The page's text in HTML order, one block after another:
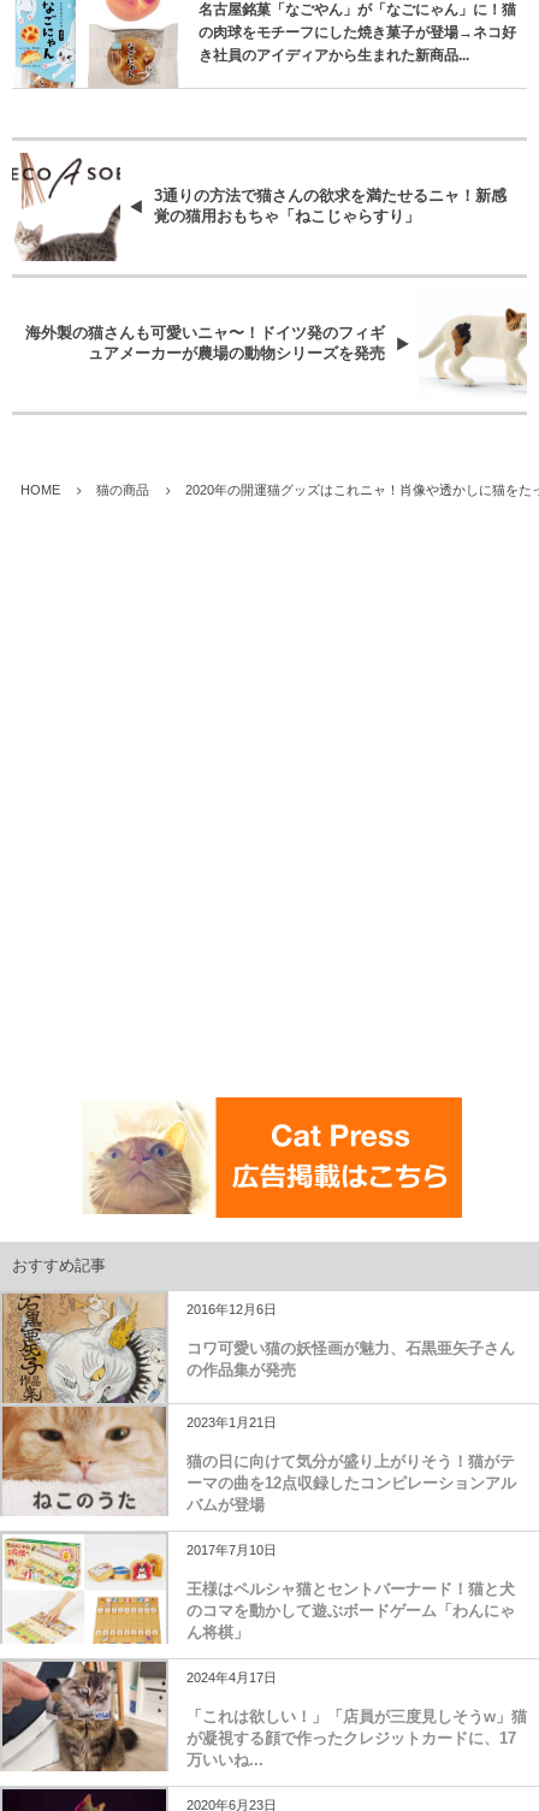
名古屋銘菓「なごやん」が「なごにゃん」に！猫
の肉球をモチーフにした焼き菓子が登場→ネコ好
き社員のアイディアから生まれた新商品...
3通りの方法で猫さんの欲求を満たせるニャ！新感
覚の猫用おもちゃ「ねこじゃらすり」
海外製の猫さんも可愛いニャ〜！ドイツ発のフィギ
ュアメーカーが農場の動物シリーズを発売
HOME 猫の商品 2020年の開運猫グッズはこれニャ！肖像や透かしに猫をた
おすすめ記事
2016年12月6日
コワ可愛い猫の妖怪画が魅力、石黒亜矢子さん
の作品集が発売
2023年1月21日
猫の日に向けて気分が盛り上がりそう！猫がテ
ーマの曲を12点収録したコンピレーションアル
バムが登場
2017年7月10日
王様はペルシャ猫とセントバーナード！猫と犬
のコマを動かして遊ぶボードゲーム「わんにゃ
ん将棋」
2024年4月17日
「これは欲しい！」「店員が三度見しそうw」猫
が凝視する顔で作ったクレジットカードに、17
万いいね...
2020年6月23日